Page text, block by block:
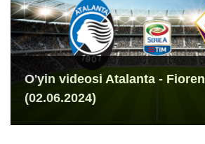
O'yin videosi Atalanta -
(02.06.2024)